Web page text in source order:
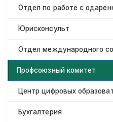
Отдел по работе с
Юрисконсульт
Отдел международного
Профсоюзный комитет
Центр цифровых
Бухгалтерия